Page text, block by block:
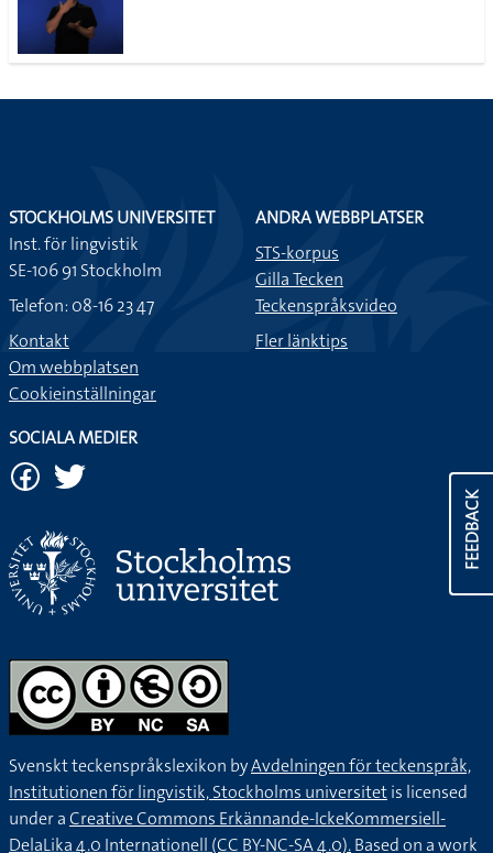
FEEDBACK
STOCKHOLMS UNIVERSITET
Inst. för lingvistik
SE-106 91 Stockholm
Telefon: 08-16 23 47
Kontakt
Om webbplatsen
Cookieinställningar
ANDRA WEBBPLATSER
STS-korpus
Gilla Tecken
Teckenspråksvideo
Fler länktips
SOCIALA MEDIER
Svenskt teckenspråkslexikon byAvdelningen för teckenspråk,
Institutionen för lingvistik, Stockholms universitetis licensed
under aCreative Commons Erkännande-IckeKommersiell-
DelaLika 4.0 Internationell (CC BY-NC-SA 4.0).Based on a work